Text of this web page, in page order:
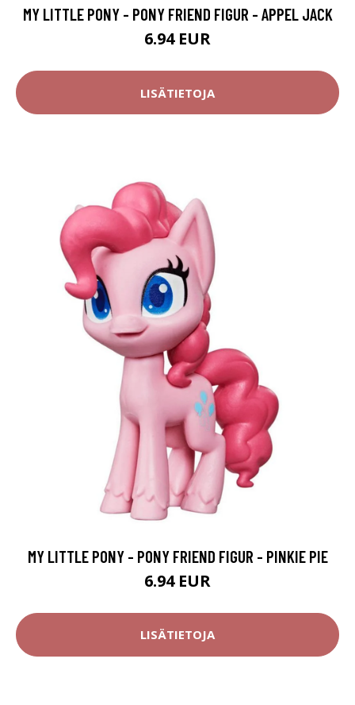
MY LITTLE PONY - PONY FRIEND FIGUR - APPEL JACK
6.94 EUR
LISÄTIETOJA
MY LITTLE PONY - PONY FRIEND FIGUR - PINKIE PIE
6.94 EUR
LISÄTIETOJA